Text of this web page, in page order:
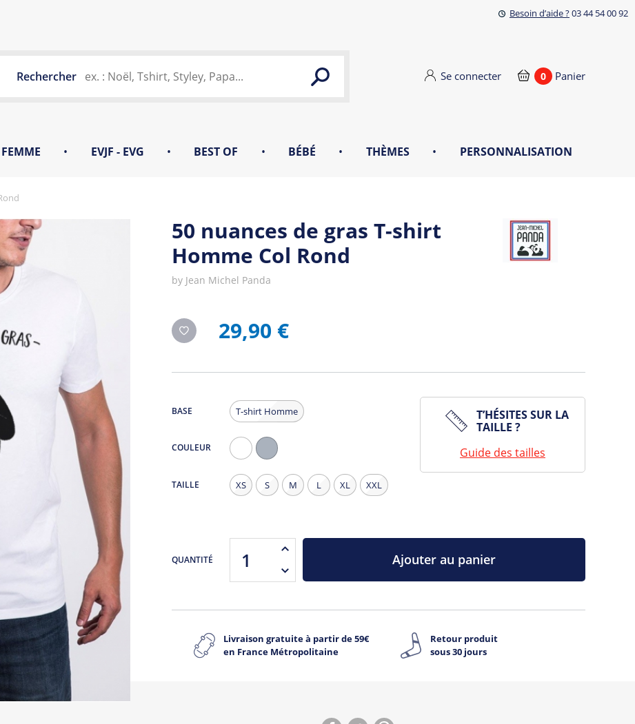
Besoin d’aide ?03 44 54 00 92
Rechercher Se connecter 0 Panier
FEMME • EVJF - EVG • BEST OF • BÉBÉ • THÈMES • PERSONNALISATION
50 nuances de gras T-shirt
Homme Col Rond
by Jean Michel Panda
29,90 €
BASE T-shirt Homme
COULEUR
Chiné
TAILLE XS S M L XL XXL
T’HÉSITES SUR LA
TAILLE ?
Guide des tailles
QUANTITÉ Ajouter au panier
Livraison gratuite à partir de 59€
en France Métropolitaine
Retour produit
sous 30 jours